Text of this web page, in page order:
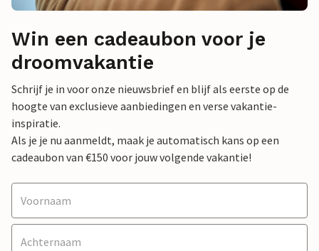
Win een cadeaubon voor je
droomvakantie
Schrijf je in voor onze nieuwsbrief en blijf als eerste op de
hoogte van exclusieve aanbiedingen en verse vakantie-
inspiratie.
Als je je nu aanmeldt, maak je automatisch kans op een
cadeaubon van €150 voor jouw volgende vakantie!